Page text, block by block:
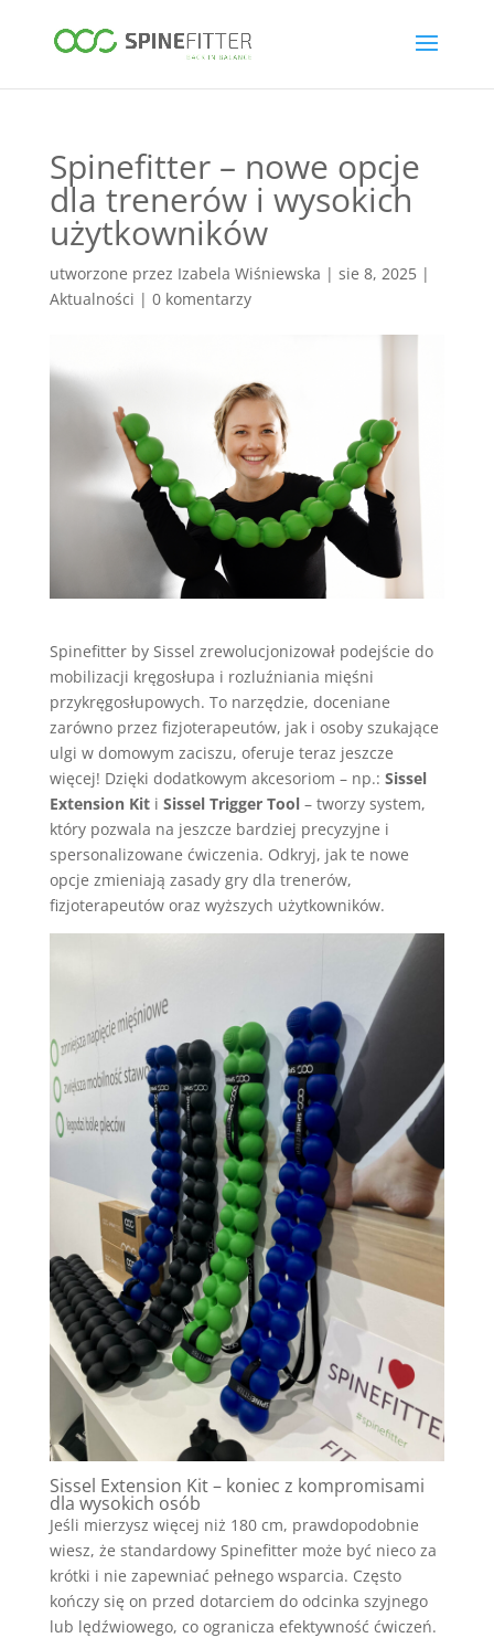
Spinefitter – nowe opcje
dla trenerów i wysokich
użytkowników
utworzone przez Izabela Wiśniewska | sie 8, 2025|
Aktualności | 0 komentarzy
Spinefitter by Sissel zrewolucjonizował podejście do
mobilizacji kręgosłupa i rozluźniania mięśni
przykręgosłupowych. To narzędzie, doceniane
zarówno przez fizjoterapeutów, jak i osoby szukające
ulgi w domowym zaciszu, oferuje teraz jeszcze
więcej! Dzięki dodatkowym akcesoriom – np.: Sissel
Extension Kiti Sissel Trigger Tool– tworzy system,
który pozwala na jeszcze bardziej precyzyjne i
spersonalizowane ćwiczenia. Odkryj, jak te nowe
opcje zmieniają zasady gry dla trenerów,
fizjoterapeutów oraz wyższych użytkowników.
Sissel Extension Kit – koniec z kompromisami
dla wysokich osób
Jeśli mierzysz więcej niż 180 cm, prawdopodobnie
wiesz, że standardowy Spinefitter może być nieco za
krótki i nie zapewniać pełnego wsparcia. Często
kończy się on przed dotarciem do odcinka szyjnego
lub lędźwiowego, co ogranicza efektywność ćwiczeń.